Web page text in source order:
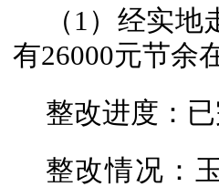
（1）经实
有26000元节余
整改进度：已
整改情况：